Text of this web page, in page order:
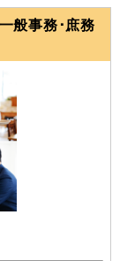
般事務･庶務